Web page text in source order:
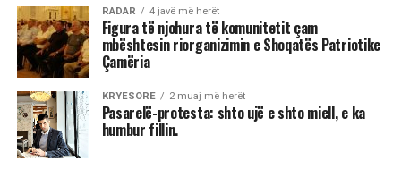
RADAR 4 javë më herët
Figura të njohura të komunitetit çam
mbështesin riorganizimin e Shoqatës Patriotike
Çamëria
KRYESORE 2 muaj më herët
Pasarelë-protesta: shto ujë e shto miell, e ka
humbur fillin.